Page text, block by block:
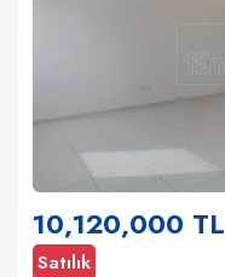
10,120,000 TL
Satılık